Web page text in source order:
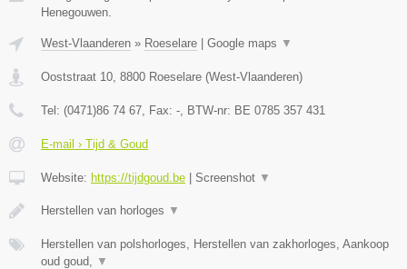
Henegouwen.
West-Vlaanderen » Roeselare | Google maps ▼
Ooststraat 10 8800 Roeselare (West-Vlaanderen)
Tel: (0471)86 74 67 , Fax: - , BTW-nr: BE 0785 357 431
E-mail › Tijd & Goud
Website: https://tijdgoud.be | Screenshot ▼
Herstellen van horloges ▼
Herstellen van polshorloges, Herstellen van zakhorloges, Aankoop
oud goud,
▼